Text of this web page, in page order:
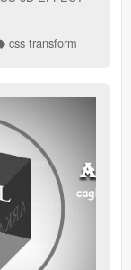
css transform